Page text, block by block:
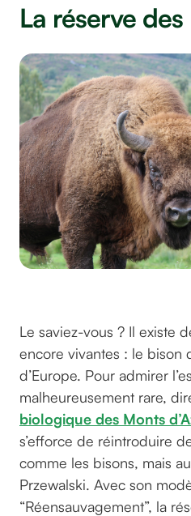
La réserve
Le saviez-vous ? Il existe
encore vivantes : le bison
d’Europe. Pour admirer
malheureusement rare,
biologique des Monts
s’efforce de réintroduire
comme les bisons, mais
Przewalski. Avec son
“Réensauvagement”, la